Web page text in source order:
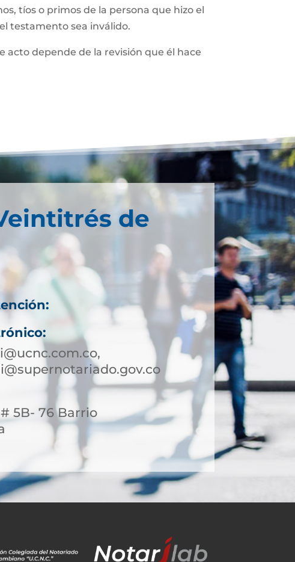
tíos o primos de la persona que hizo el
testamento sea inválido.
acto depende de la revisión que él hace
de
5B- 76 Barrio